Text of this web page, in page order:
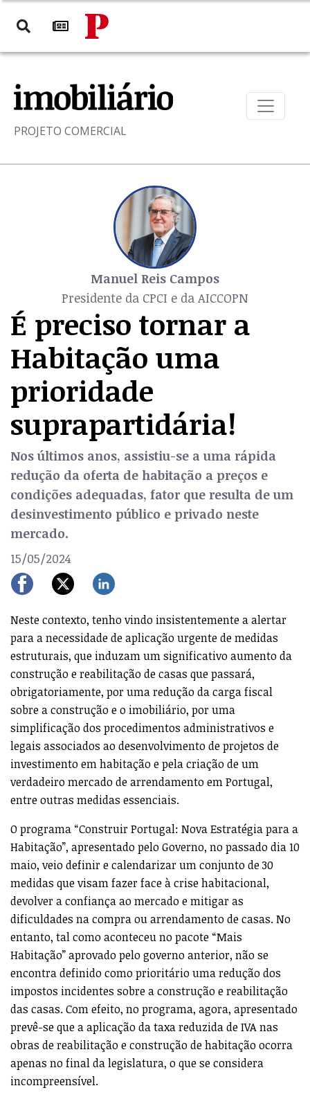
PROJETO COMERCIAL
Manuel Reis Campos
Presidente da CPCI e da AICCOPN
É preciso tornar a
Habitação uma
prioridade
suprapartidária!
Nos últimos anos, assistiu-se a uma rápida
redução da oferta de habitação a preços e
condições adequadas, fator que resulta de um
desinvestimento público e privado neste
mercado.
15/05/2024
Neste contexto, tenho vindo insistentemente a alertar
para a necessidade de aplicação urgente de medidas
estruturais, que induzam um significativo aumento da
construção e reabilitação de casas que passará,
obrigatoriamente, por uma redução da carga fiscal
sobre a construção e o imobiliário, por uma
simplificação dos procedimentos administrativos e
legais associados ao desenvolvimento de projetos de
investimento em habitação e pela criação de um
verdadeiro mercado de arrendamento em Portugal,
entre outras medidas essenciais.
O programa “Construir Portugal: Nova Estratégia para a
Habitação”, apresentado pelo Governo, no passado dia 10
maio, veio definir e calendarizar um conjunto de 30
medidas que visam fazer face à crise habitacional,
devolver a confiança ao mercado e mitigar as
dificuldades na compra ou arrendamento de casas. No
entanto, tal como aconteceu no pacote “Mais
Habitação” aprovado pelo governo anterior, não se
encontra definido como prioritário uma redução dos
impostos incidentes sobre a construção e reabilitação
das casas. Com efeito, no programa, agora, apresentado
prevê-se que a aplicação da taxa reduzida de IVA nas
obras de reabilitação e construção de habitação ocorra
apenas no final da legislatura, o que se considera
incompreensível.